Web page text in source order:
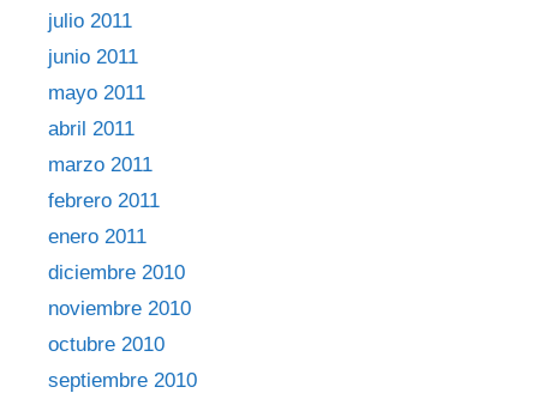
julio 2011
junio 2011
mayo 2011
abril 2011
marzo 2011
febrero 2011
enero 2011
diciembre 2010
noviembre 2010
octubre 2010
septiembre 2010